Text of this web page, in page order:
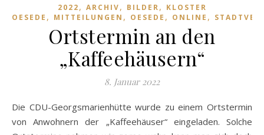
2022, ARCHIV, BILDER, KLOSTER
OESEDE , MITTEILUNGEN , OESEDE , ONLINE ,
Ortstermin an den
„Kaffeehäusern“
8. Januar 2022
Die CDU-Georgsmarienhütte wurde zu einem Ortstermin
von Anwohnern der „Kaffeehäuser“ eingeladen. Solche